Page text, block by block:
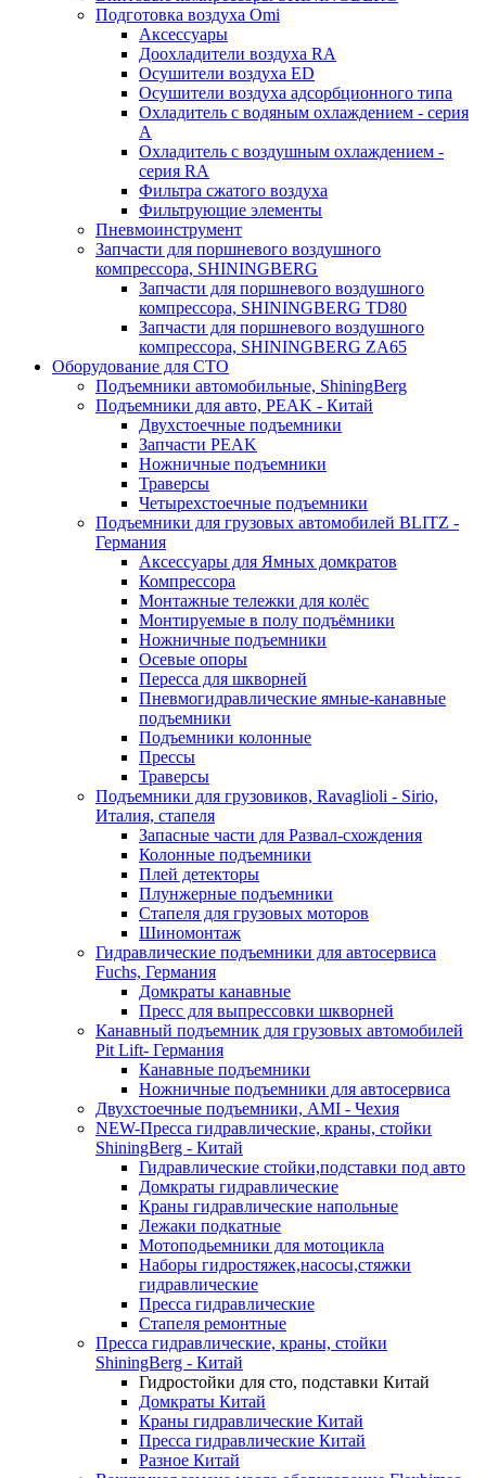
Подготовка воздуха Omi
Аксессуары
Доохладители воздуха RA
Осушители воздуха ED
Осушители воздуха адсорбционного типа
Охладитель с водяным охлаждением - серия
A
Охладитель с воздушным охлаждением -
серия RA
Фильтра сжатого воздуха
Фильтрующие элементы
Пневмоинструмент
Запчасти для поршневого воздушного
компрессора, SHININGBERG
Запчасти для поршневого воздушного
компрессора, SHININGBERG TD80
Запчасти для поршневого воздушного
компрессора, SHININGBERG ZA65
Оборудование для СТО
Подъемники автомобильные, ShiningBerg
Подъемники для авто, PEAK - Китай
Двухстоечные подъемники
Запчасти PEAK
Ножничные подъемники
Траверсы
Четырехстоечные подъемники
Подъемники для грузовых автомобилей BLITZ -
Германия
Аксессуары для Ямных домкратов
Компрессора
Монтажные тележки для колёс
Монтируемые в полу подъёмники
Ножничные подъемники
Осевые опоры
Пересса для шкворней
Пневмогидравлические ямные-канавные
подъемники
Подъемники колонные
Прессы
Траверсы
Подъемники для грузовиков, Ravaglioli - Sirio,
Италия, стапеля
Запасные части для Развал-схождения
Колонные подъемники
Плей детекторы
Плунжерные подъемники
Стапеля для грузовых моторов
Шиномонтаж
Гидравлические подъемники для автосервиса
Fuchs, Германия
Домкраты канавные
Пресс для выпрессовки шкворней
Канавный подъемник для грузовых автомобилей
Pit Lift- Германия
Канавные подъемники
Ножничные подъемники для автосервиса
Двухстоечные подъемники, АМІ - Чехия
NEW-Пресса гидравлические, краны, стойки
ShiningBerg - Китай
Гидравлические стойки,подставки под авто
Домкраты гидравлические
Краны гидравлические напольные
Лежаки подкатные
Мотоподьемники для мотоцикла
Наборы гидростяжек,насосы,стяжки
гидравлические
Пресса гидравлические
Стапеля ремонтные
Пресса гидравлические, краны, стойки
ShiningBerg - Китай
Гидростойки для сто, подставки Китай
Домкраты Китай
Краны гидравлические Китай
Пресса гидравлические Китай
Разное Китай